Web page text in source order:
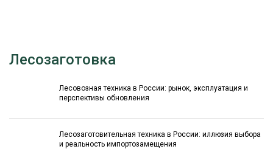
Лесозаготовка
Лесовозная техника в России: рынок, эксплуатация и
перспективы обновления
Лесозаготовительная техника в России: иллюзия выбора
и реальность импортозамещения